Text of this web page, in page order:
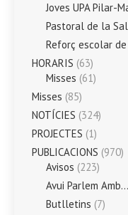
Joves UPA Pilar-
Pastoral de la
Reforç escolar
HORARIS (63)
Misses (61)
Misses (85)
NOTÍCIES (324)
PROJECTES (1)
PUBLICACIONS (970)
Avisos (223)
Avui Parlem Amb…
Butlletins (7)